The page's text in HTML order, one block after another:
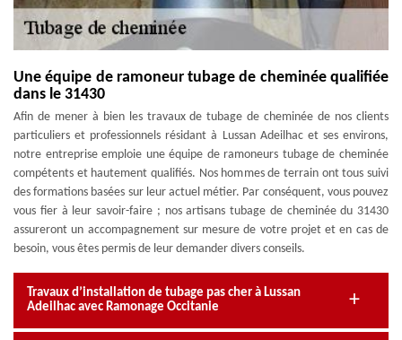
Une équipe de ramoneur tubage de cheminée qualifiée
dans le 31430
Afin de mener à bien les travaux de tubage de cheminée de nos clients
particuliers et professionnels résidant à Lussan Adeilhac et ses environs,
notre entreprise emploie une équipe de ramoneurs tubage de cheminée
compétents et hautement qualifiés. Nos hommes de terrain ont tous suivi
des formations basées sur leur actuel métier. Par conséquent, vous pouvez
vous fier à leur savoir-faire ; nos artisans tubage de cheminée du 31430
assureront un accompagnement sur mesure de votre projet et en cas de
besoin, vous êtes permis de leur demander divers conseils.
Travaux d’installation de tubage pas cher à Lussan
Adeilhac avec Ramonage Occitanie